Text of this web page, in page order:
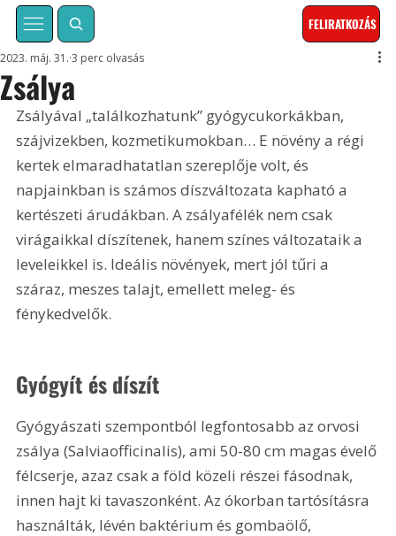
FELIRATKOZÁS
Zsálya
2023. máj. 31. 3 perc olvasás
Zsályával „találkozhatunk” gyógycukorkákban,
szájvizekben, kozmetikumokban… E növény a régi
kertek elmaradhatatlan szereplője volt, és
napjainkban is számos díszváltozata kapható a
kertészeti árudákban. A zsályafélék nem csak
virágaikkal díszítenek, hanem színes változataik a
leveleikkel is. Ideális növények, mert jól tűri a
száraz, meszes talajt, emellett meleg- és
fénykedvelők.
Gyógyít és díszít
Gyógyászati szempontból legfontosabb az orvosi
zsálya (Salviaofficinalis), ami 50-80 cm magas évelő
félcserje, azaz csak a föld közeli részei fásodnak,
innen hajt ki tavaszonként. Az ókorban tartósításra
használták, lévén baktérium és gombaölő,